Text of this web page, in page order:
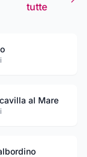
tutte
al Mare